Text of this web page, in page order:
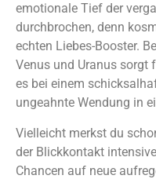
emotionale Tief der
durchbrochen, denn
echten Liebes-Booster.
Venus und Uranus sorgt
es bei einem
ungeahnte Wendung in
Vielleicht merkst du
der Blickkontakt
Chancen auf neue